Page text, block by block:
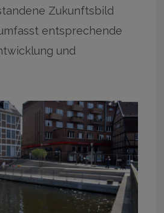
Zukunftsbild
umfasst entsprechende
und